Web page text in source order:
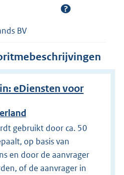
BV
eDiensten voor
gebruikt door ca. 50
op basis van
en door de aanvrager
of de aanvrager in